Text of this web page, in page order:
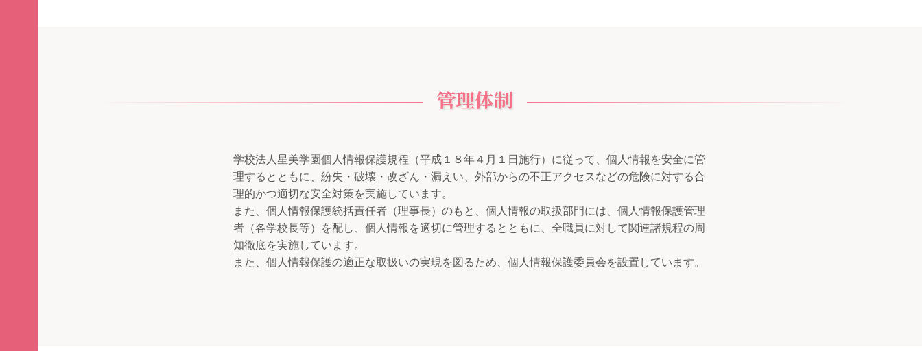
管理体制
学校法人星美学園個人情報保護規程（平成１８年４月１日施行）に従って、個人情報を安全に管
理するとともに、紛失・破壊・改ざん・漏えい、外部からの不正アクセスなどの危険に対する合
理的かつ適切な安全対策を実施しています。
また、個人情報保護統括責任者（理事長）のもと、個人情報の取扱部門には、個人情報保護管理
者（各学校長等）を配し、個人情報を適切に管理するとともに、全職員に対して関連諸規程の周
知徹底を実施しています。
また、個人情報保護の適正な取扱いの実現を図るため、個人情報保護委員会を設置しています。